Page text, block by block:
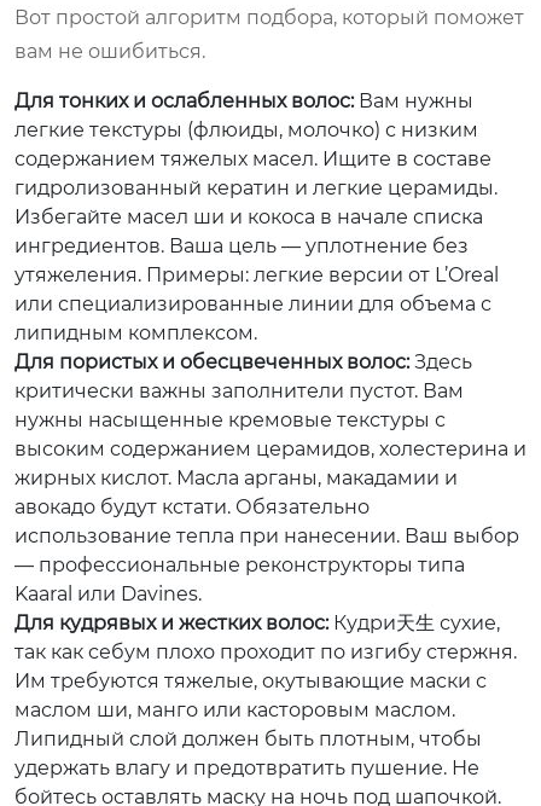
Вот простой алгоритм подбора, который поможет
вам не ошибиться.
Для тонких и ослабленных волос:Вам нужны
легкие текстуры (флюиды, молочко) с низким
содержанием тяжелых масел. Ищите в составе
гидролизованный кератин и легкие церамиды.
Избегайте масел ши и кокоса в начале списка
ингредиентов. Ваша цель — уплотнение без
утяжеления. Примеры: легкие версии от L’Oreal
или специализированные линии для объема с
липидным комплексом.
Для пористых и обесцвеченных волос:Здесь
критически важны заполнители пустот. Вам
нужны насыщенные кремовые текстуры с
высоким содержанием церамидов, холестерина и
жирных кислот. Масла арганы, макадамии и
авокадо будут кстати. Обязательно
использование тепла при нанесении. Ваш выбор
— профессиональные реконструкторы типа
Kaaral или Davines.
Для кудрявых и жестких волос:Кудри天生 сухие,
так как себум плохо проходит по изгибу стержня.
Им требуются тяжелые, окутывающие маски с
маслом ши, манго или касторовым маслом.
Липидный слой должен быть плотным, чтобы
удержать влагу и предотвратить пушение. Не
бойтесь оставлять маску на ночь под шапочкой.